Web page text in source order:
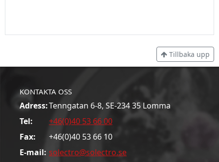
Tillbaka upp
KONTAKTA OSS
Adress:Tenngatan 6-8, SE-234 35 Lomma
Tel:
+46(0)40 53 66 00
Fax:
+46(0)40 53 66 10
E-mail: solectro@solectro.se